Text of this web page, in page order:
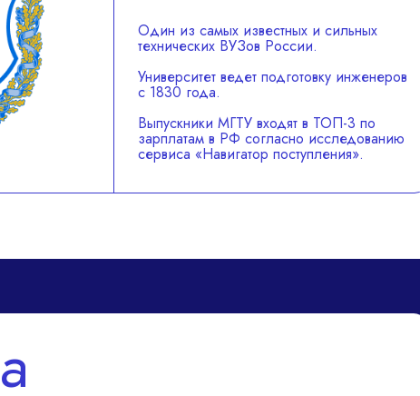
Один из самых известных и сильных
технических ВУЗов России.
Университет ведет подготовку инженеров
с 1830 года.
Выпускники МГТУ входят в ТОП-3 по
зарплатам в РФ согласно исследованию
сервиса «Навигатор поступления».